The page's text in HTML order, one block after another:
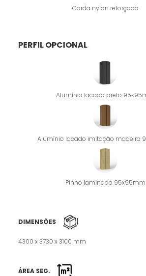
Corda nylon reforçada
PERFIL OPCIONAL
Alumínio lacado preto
Alumínio lacado imitação madeira
Pinho laminado 95x95mm
DIMENSÕES
4300 x 3730 x 3100 mm
ÁREA SEG.